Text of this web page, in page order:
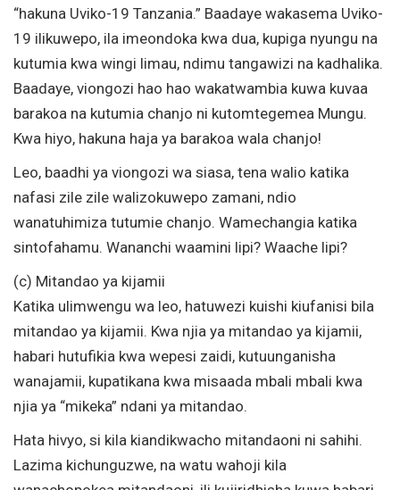
“hakuna Uviko-19 Tanzania.” Baadaye wakasema Uviko-
19 ilikuwepo, ila imeondoka kwa dua, kupiga nyungu na
kutumia kwa wingi limau, ndimu tangawizi na kadhalika.
Baadaye, viongozi hao hao wakatwambia kuwa kuvaa
barakoa na kutumia chanjo ni kutomtegemea Mungu.
Kwa hiyo, hakuna haja ya barakoa wala chanjo!
Leo, baadhi ya viongozi wa siasa, tena walio katika
nafasi zile zile walizokuwepo zamani, ndio
wanatuhimiza tutumie chanjo. Wamechangia katika
sintofahamu. Wananchi waamini lipi? Waache lipi?
(c) Mitandao ya kijamii
Katika ulimwengu wa leo, hatuwezi kuishi kiufanisi bila
mitandao ya kijamii. Kwa njia ya mitandao ya kijamii,
habari hutufikia kwa wepesi zaidi, kutuunganisha
wanajamii, kupatikana kwa misaada mbali mbali kwa
njia ya “mikeka” ndani ya mitandao.
Hata hivyo, si kila kiandikwacho mitandaoni ni sahihi.
Lazima kichunguzwe, na watu wahoji kila